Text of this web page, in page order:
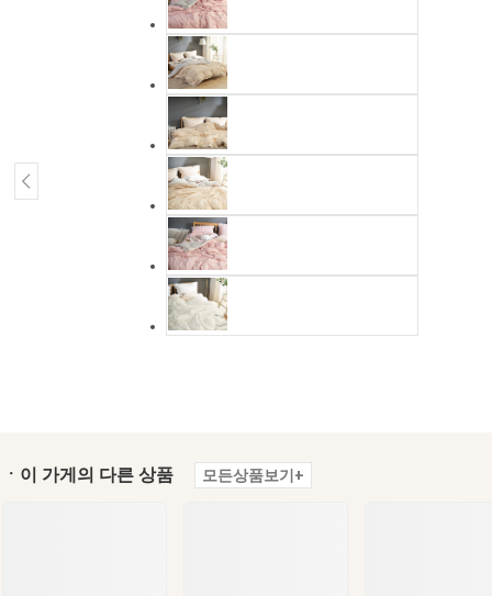
ㆍ이 가게의 다른 상품 모든상품보기+